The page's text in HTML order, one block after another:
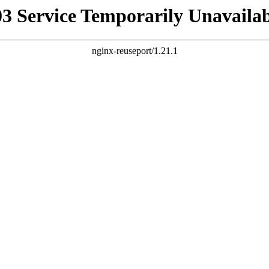
Service Temporarily
nginx-reuseport/1.21.1